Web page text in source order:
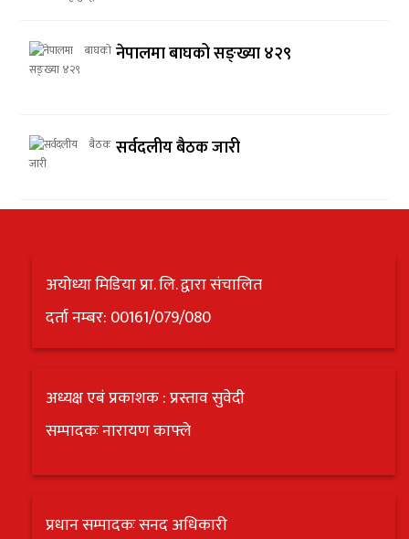
नेपालमा बाघको सङ्ख्या ४२९
सर्वदलीय बैठक जारी
अयोध्या मिडिया प्रा. लि. द्वारा संचालित
दर्ता नम्बर: 00161/079/080
अध्यक्ष एबं प्रकाशक : प्रस्ताव सुवेदी
सम्पादकः नारायण काफ्ले
प्रधान सम्पादकः सनद अधिकारी